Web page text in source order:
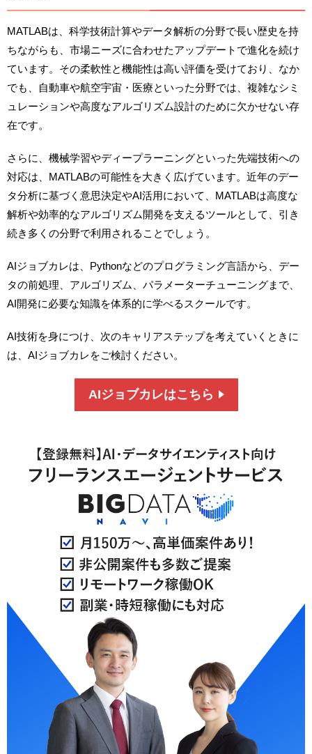
MATLABは、科学技術計算やデータ解析の分野で長い歴史を持
ちながらも、市場ニーズに合わせたアップデートで進化を続け
ています。その柔軟性と機能性は高い評価を受けており、なか
でも、自動車や航空宇宙・医療といった分野では、複雑なシミ
ュレーションや高度なアルゴリズム設計のために欠かせない存
在です。
さらに、機械学習やディープラーニングといった先端技術への
対応は、MATLABの可能性を大きく広げています。近年のデー
タ分析に基づく意思決定やAI活用において、MATLABは高度な
解析や効率的なアルゴリズム開発を支えるツールとして、引き
続き多くの分野で利用されることでしょう。
AIジョブカレは、Pythonなどのプログラミング言語から、デー
タの前処理、アルゴリズム、パラメーターチューニングまで、
AI開発に必要な知識を体系的に学べるスクールです。
AI技術を身につけ、次のキャリアステップを考えていくときに
は、AIジョブカレをご検討ください。
AIジョブカレはこちら